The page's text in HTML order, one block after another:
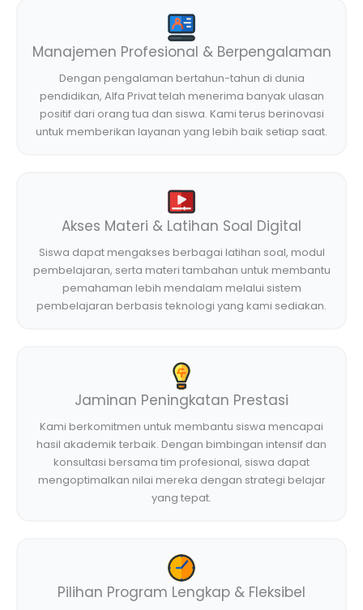
Manajemen Profesional & Berpengalaman
Dengan pengalaman bertahun-tahun di dunia
pendidikan, Alfa Privat telah menerima banyak ulasan
positif dari orang tua dan siswa. Kami terus berinovasi
untuk memberikan layanan yang lebih baik setiap saat.
Akses Materi & Latihan Soal Digital
Siswa dapat mengakses berbagai latihan soal, modul
pembelajaran, serta materi tambahan untuk membantu
pemahaman lebih mendalam melalui sistem
pembelajaran berbasis teknologi yang kami sediakan.
Jaminan Peningkatan Prestasi
Kami berkomitmen untuk membantu siswa mencapai
hasil akademik terbaik. Dengan bimbingan intensif dan
konsultasi bersama tim profesional, siswa dapat
mengoptimalkan nilai mereka dengan strategi belajar
yang tepat.
Pilihan Program Lengkap & Fleksibel